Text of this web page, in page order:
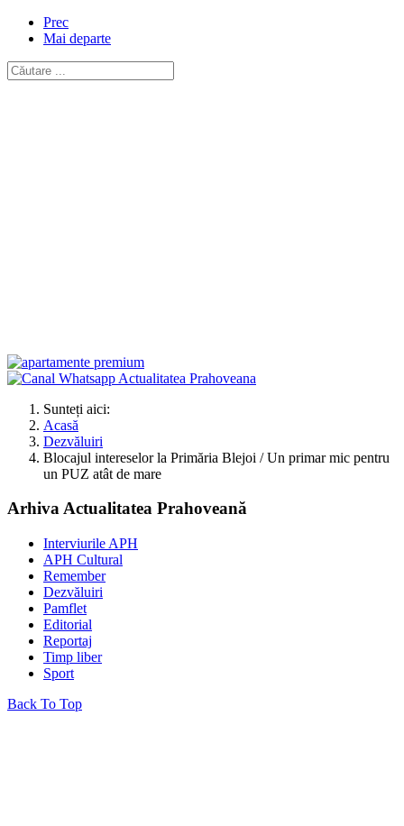
Prec
Mai departe
Sunteți aici:
Acasă
Dezvăluiri
Blocajul intereselor la Primăria Blejoi / Un primar mic pentru
un PUZ atât de mare
Arhiva Actualitatea Prahoveană
Interviurile APH
APH Cultural
Remember
Dezvăluiri
Pamflet
Editorial
Reportaj
Timp liber
Sport
Back To Top